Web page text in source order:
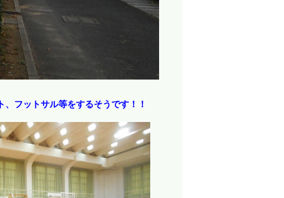
フットサル等をするそうです！！